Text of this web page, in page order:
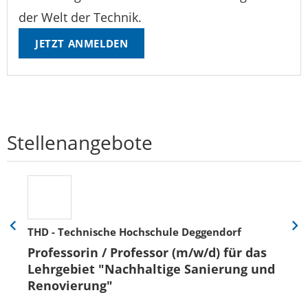
der Welt der Technik.
JETZT ANMELDEN
Stellenangebote
THD - Technische Hochschule Deggendorf
Professorin / Professor (m/w/d) für das
Lehrgebiet "Nachhaltige Sanierung und
Renovierung"
Eine
zurück
Eine